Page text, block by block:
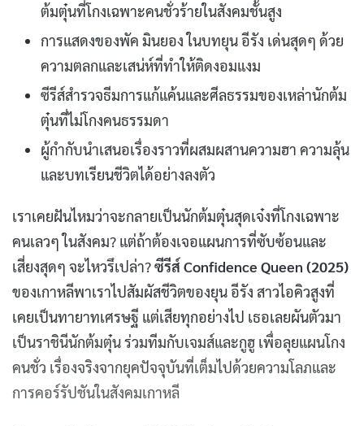
ต้มตุ๋นที่โกงเฉพาะคนชั่วร้ายในสังคมชั้นสูง
การแสดงของพัค มินยอง ในบทยุน อีรัง เด่นสุดๆ ด้วย
ความตลกและเสน่ห์ที่ทำให้ติดงอมแงม
ซีรีส์สำรวจธีมการแก้แค้นและศีลธรรมของเหล่านักต้ม
ตุ๋นที่ไม่โกงคนธรรมดา
ผู้กำกับนำเสนอเรื่องราวที่ผสมผสานความฮา ความลุ้น
และบทเรียนชีวิตได้อย่างลงตัว
เราเคยฝันไหมว่าจะกลายเป็นนักต้มตุ๋นสุดเจ๋งที่โกงเฉพาะ
คนเลวๆ ในสังคม? แต่ถ้าต้องเจอแผนการที่ซับซ้อนและ
เสี่ยงสุดๆ จะไหวรึเปล่า?ซีรีส์ Confidence Queen (2025)
ของเกาหลีพาเราไปสัมผัสชีวิตของยุน อีรัง สาวไอคิวสูงที่
เคยเป็นทายาทเศรษฐี แต่เสียทุกอย่างไป เธอเลยผันตัวมา
เป็นราชินีนักต้มตุ๋น ร่วมทีมกับเจมส์และกูฮู เพื่อลุยแผนโกง
คนชั่ว เรื่องจริงจากยุคปัจจุบันที่เต็มไปด้วยความโลภและ
การคอร์รัปชันในสังคมเกาหลี